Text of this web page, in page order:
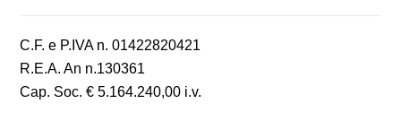
C.F. e P.IVA n. 01422820421
R.E.A. An n.130361
Cap. Soc. € 5.164.240,00 i.v.